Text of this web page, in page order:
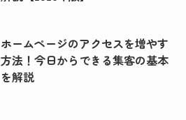
ホームページのアクセスを増やす
方法！今日からできる集客の基本
を解説